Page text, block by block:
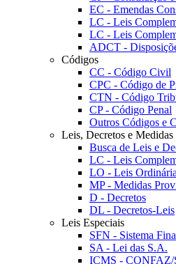
EC - Emendas
LC - Leis
LC - Leis
ADCT -
Códigos
CC - Código Civil
CPC - Código de
CTN - Código
CP - Código Penal
Outros Códigos e
Leis, Decretos e
Busca de Leis e
LC - Leis
LO - Leis
MP - Medidas
D - Decretos
DL - Decretos-Leis
Leis Especiais
SFN - Sistema
SA - Lei das S.A.
ICMS -